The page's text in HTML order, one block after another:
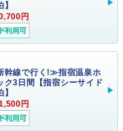
円
幹線で行く!≫指宿温泉ホ
ク3日間【指宿シーサイド
円